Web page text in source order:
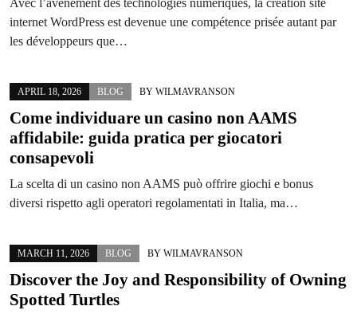
internet WordPress est devenue une compétence prisée autant par
les développeurs que…
APRIL 18, 2026 BLOG BY WILMAVRANSON
Come individuare un casino non AAMS
affidabile: guida pratica per giocatori
consapevoli
La scelta di un casino non AAMS può offrire giochi e bonus
diversi rispetto agli operatori regolamentati in Italia, ma…
MARCH 11, 2026 BLOG BY WILMAVRANSON
Discover the Joy and Responsibility of Owning
Spotted Turtles